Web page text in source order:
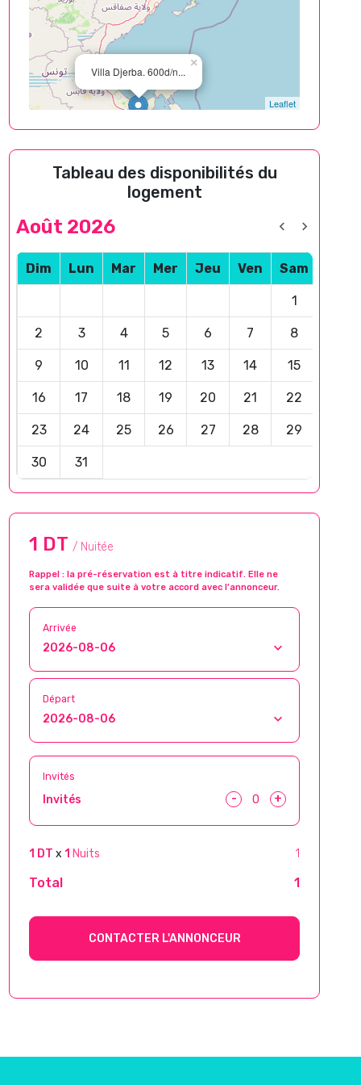
Villa Djerba. 600d/n...
×
Leaflet
Tableau des disponibilités du
logement
Août 2026
Dim Lun Mar Mer Jeu Ven Sam
1
2 3 4 5 6 7 8
9 10 11 12 13 14 15
16 17 18 19 20 21 22
23 24 25 26 27 28 29
30 31
1 DT / Nuitée
Rappel : la pré-réservation est à titre indicatif. Elle ne
sera validée que suite à votre accord avec l’annonceur.
Arrivée
Départ
Invités
Invités - +
1 DT x 1 Nuits 1
Total 1
CONTACTER L'ANNONCEUR